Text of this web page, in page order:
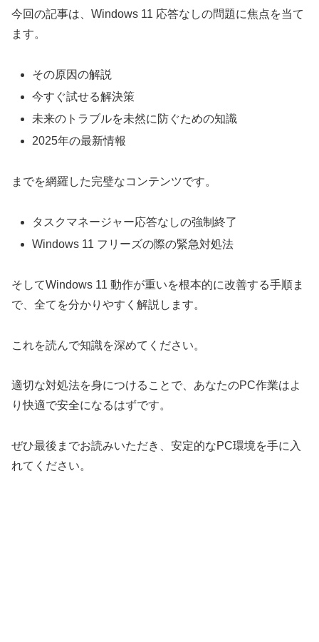
今回の記事は、Windows 11 応答なしの問題に焦点を当て
ます。
その原因の解説
今すぐ試せる解決策
未来のトラブルを未然に防ぐための知識
2025年の最新情報
までを網羅した完璧なコンテンツです。
タスクマネージャー応答なしの強制終了
Windows 11 フリーズの際の緊急対処法
そしてWindows 11 動作が重いを根本的に改善する手順ま
で、全てを分かりやすく解説します。
これを読んで知識を深めてください。
適切な対処法を身につけることで、あなたのPC作業はよ
り快適で安全になるはずです。
ぜひ最後までお読みいただき、安定的なPC環境を手に入
れてください。